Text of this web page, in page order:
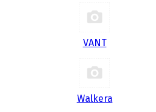
VANT
Walkera